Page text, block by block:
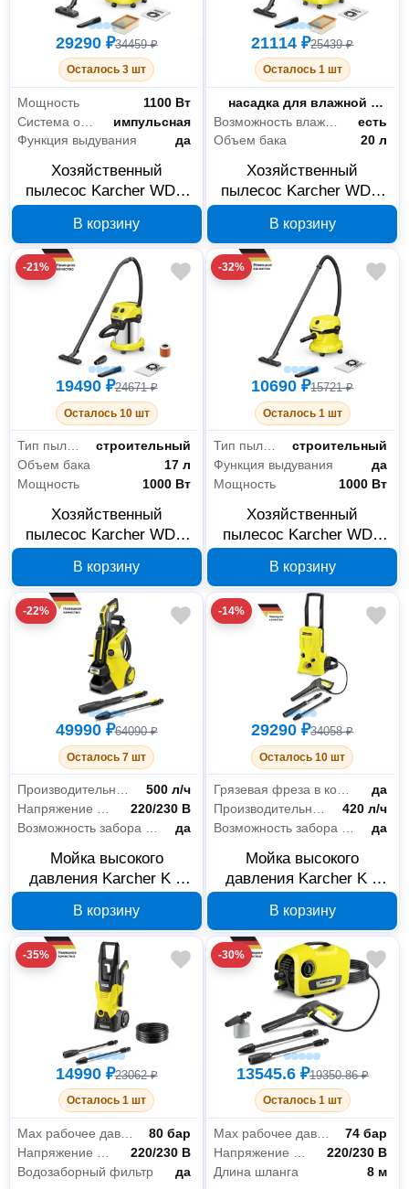
29290 ₽34459 ₽
Осталось 3 шт
Мощность
1100 Вт
импульсная
Функция выдувания
да
Хозяйственный
пылесос Karcher WD 5
В корзину
21114 ₽25439 ₽
Осталось 1 шт
Типы насадок в комплектенасадка для влажной и сухой уборки: со вставками,щелевая насадка
Возможность влажной уборки
есть
Объем бака
20 л
Хозяйственный
пылесос Karcher WD 4
В корзину
-21%
19490 ₽24671 ₽
Осталось 10 шт
Тип пылесоса
строительный
Объем бака
17 л
Мощность
1000 Вт
Хозяйственный
пылесос Karcher WD 3
190.0
В корзину
-32%
10690 ₽15721 ₽
Осталось 1 шт
Тип пылесоса
строительный
Функция выдувания
да
Мощность
1000 Вт
Хозяйственный
пылесос Karcher WD+
В корзину
-22%
49990 ₽64090 ₽
Осталось 7 шт
Производительность
500 л/ч
220/230 В
да
Мойка высокого
давления Karcher K 5
550.0
В корзину
-14%
29290 ₽34058 ₽
Осталось 10 шт
Грязевая фреза в комплекте
да
420 л/ч
да
Мойка высокого
давления Karcher K 4
В корзину
-35%
14990 ₽23062 ₽
Осталось 1 шт
80 бар
220/230 В
Водозаборный фильтр
да
-30%
13545.6 ₽19350.86 ₽
Осталось 1 шт
Мах рабочее давление
74 бар
220/230 В
Длина шланга
8 м